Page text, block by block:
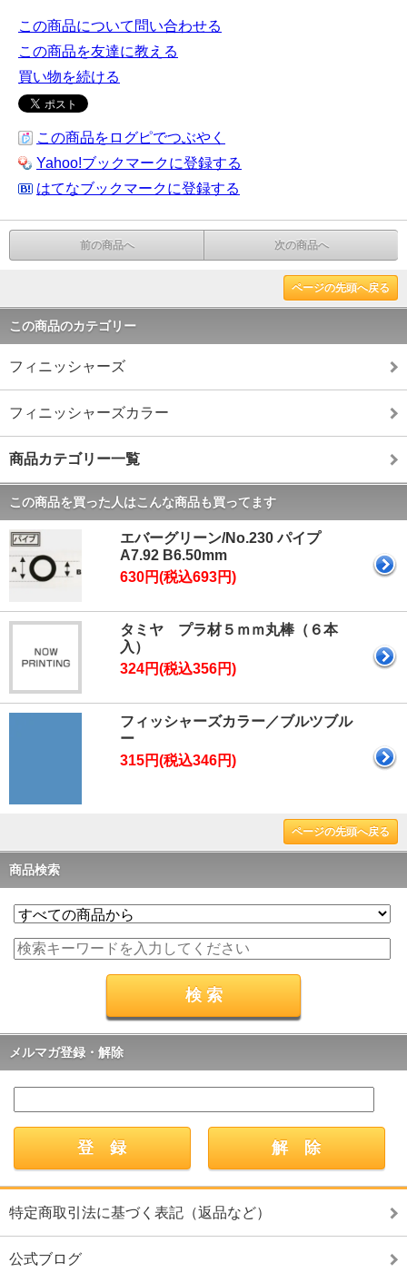
この商品について問い合わせる
この商品を友達に教える
買い物を続ける
この商品をログピでつぶやく
Yahoo!ブックマークに登録する
はてなブックマークに登録する
前の商品へ 次の商品へ
ページの先頭へ戻る
この商品のカテゴリー
フィニッシャーズ
フィニッシャーズカラー
商品カテゴリー一覧
この商品を買った人はこんな商品も買ってます
エバーグリーン/No.230 パイプ
A7.92 B6.50mm
630円(税込693円)
タミヤ プラ材５ｍｍ丸棒（６本
入）
324円(税込356円)
フィッシャーズカラー／ブルツブル
ー
315円(税込346円)
ページの先頭へ戻る
商品検索
メルマガ登録・解除
特定商取引法に基づく表記（返品など）
公式ブログ